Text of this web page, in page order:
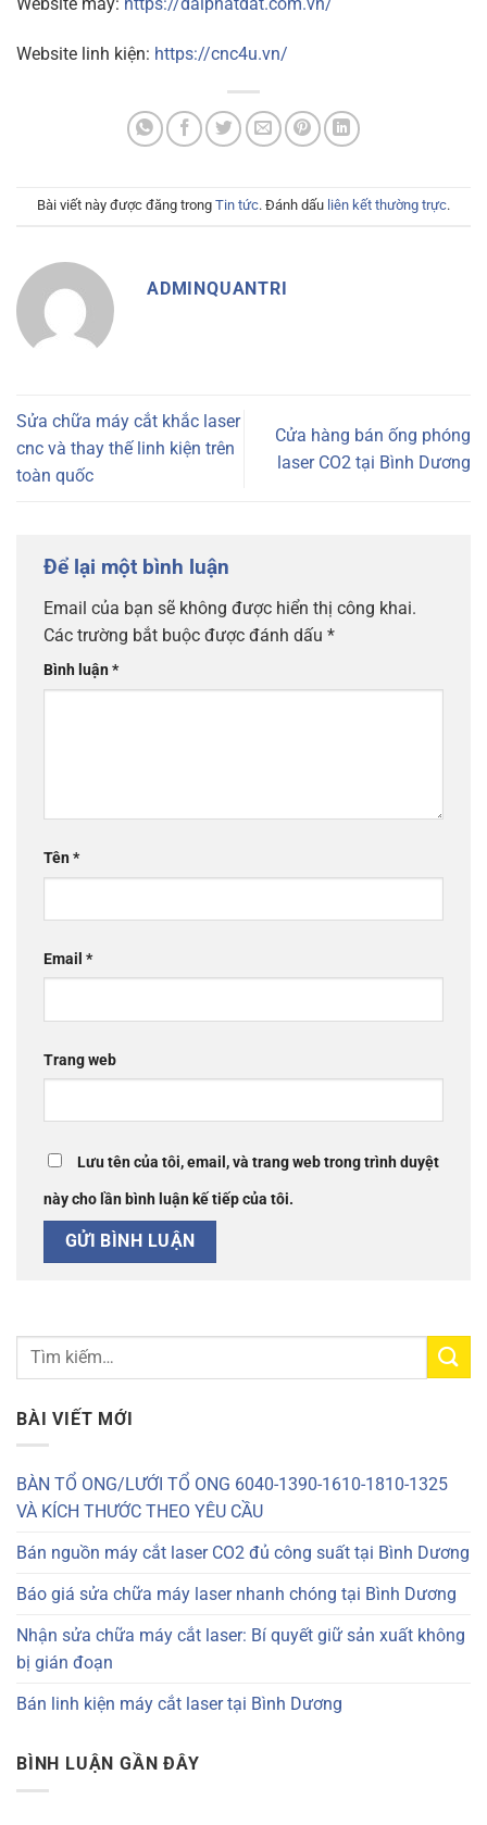
Website linh kiện: https://cnc4u.vn/
Bài viết này được đăng trong Tin tức. Đánh dấu liên kết thường trực.
ADMINQUANTRI
Sửa chữa máy cắt khắc laser
cnc và thay thế linh kiện trên
toàn quốc
Cửa hàng bán ống phóng
laser CO2 tại Bình Dương
Để lại một bình luận
Email của bạn sẽ không được hiển thị công khai.
Các trường bắt buộc được đánh dấu *
Bình luận*
Tên*
Email *
Trang web
Lưu tên của tôi, email, và trang web trong trình duyệt
này cho lần bình luận kế tiếp của tôi.
BÀI VIẾT MỚI
BÀN TỔ ONG/LƯỚI TỔ ONG 6040-1390-1610-1810-1325
VÀ KÍCH THƯỚC THEO YÊU CẦU
Bán nguồn máy cắt laser CO2 đủ công suất tại Bình Dương
Báo giá sửa chữa máy laser nhanh chóng tại Bình Dương
Nhận sửa chữa máy cắt laser: Bí quyết giữ sản xuất không
bị gián đoạn
Bán linh kiện máy cắt laser tại Bình Dương
BÌNH LUẬN GẦN ĐÂY